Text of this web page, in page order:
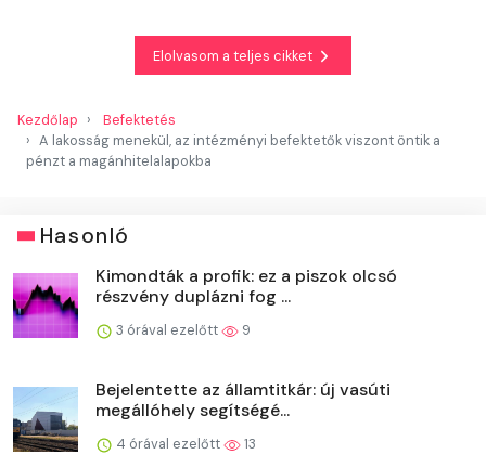
Elolvasom a teljes cikket
Kezdőlap
Befektetés
A lakosság menekül, az intézményi befektetők viszont öntik a
pénzt a magánhitelalapokba
Hasonló
Kimondták a profik: ez a piszok olcsó
részvény duplázni fog ...
3 órával ezelőtt 9
Bejelentette az államtitkár: új vasúti
megállóhely segítségé...
4 órával ezelőtt 13